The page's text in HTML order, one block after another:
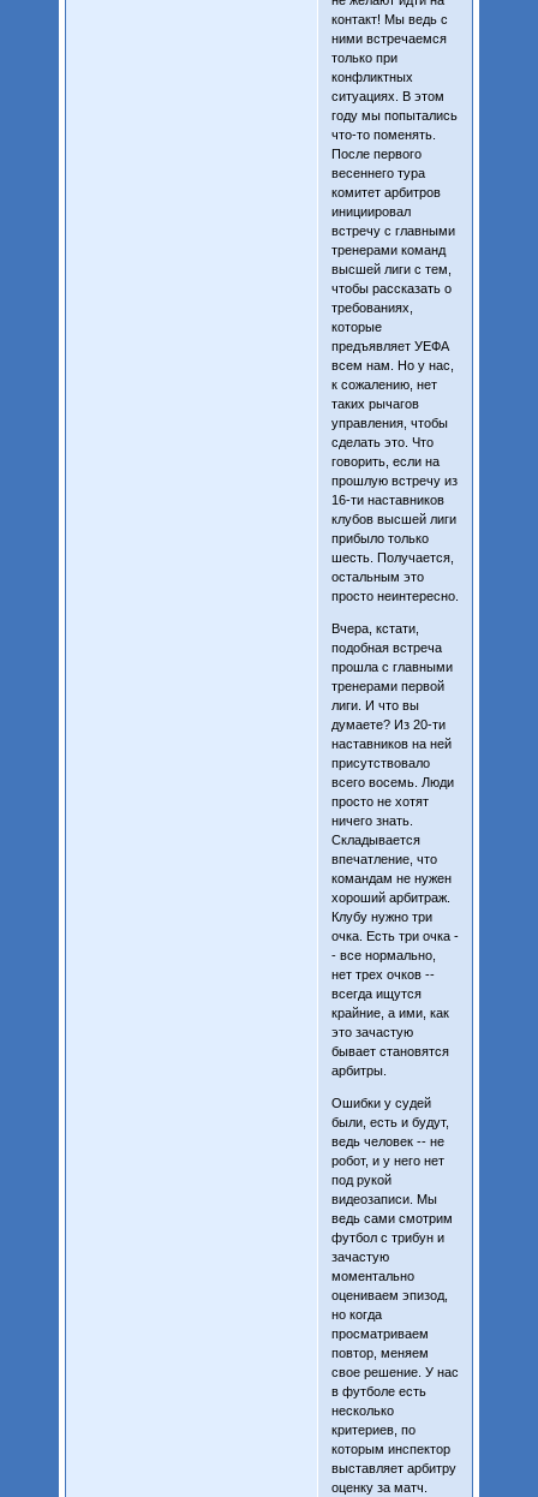
контакт! Мы ведь с
ними встречаемся
только при
конфликтных
ситуациях. В этом
году мы попытались
что-то поменять.
После первого
весеннего тура
комитет арбитров
инициировал
встречу с главными
тренерами команд
высшей лиги с тем,
чтобы рассказать о
требованиях,
которые
предъявляет УЕФА
всем нам. Но у нас,
к сожалению, нет
таких рычагов
управления, чтобы
сделать это. Что
говорить, если на
прошлую встречу из
16-ти наставников
клубов высшей лиги
прибыло только
шесть. Получается,
остальным это
просто неинтересно.
Вчера, кстати,
подобная встреча
прошла с главными
тренерами первой
лиги. И что вы
думаете? Из 20-ти
наставников на ней
присутствовало
всего восемь. Люди
просто не хотят
ничего знать.
Складывается
впечатление, что
командам не нужен
хороший арбитраж.
Клубу нужно три
очка. Есть три очка -
- все нормально,
нет трех очков --
всегда ищутся
крайние, а ими, как
это зачастую
бывает становятся
арбитры.
Ошибки у судей
были, есть и будут,
ведь человек -- не
робот, и у него нет
под рукой
видеозаписи. Мы
ведь сами смотрим
футбол с трибун и
зачастую
моментально
оцениваем эпизод,
но когда
просматриваем
повтор, меняем
свое решение. У нас
в футболе есть
несколько
критериев, по
которым инспектор
выставляет арбитру
оценку за матч.